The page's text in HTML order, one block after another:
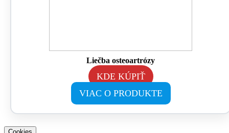
Liečba osteoartrózy
KDE KÚPIŤ
VIAC O PRODUKTE